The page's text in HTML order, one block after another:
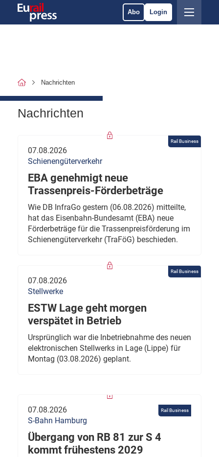
Abo Login
Nachrichten
Nachrichten
Rail Business
07.08.2026
Schienengüterverkehr
EBA genehmigt neue
Trassenpreis-Förderbeträge
Wie DB InfraGo gestern (06.08.2026) mitteilte,
hat das Eisenbahn-Bundesamt (EBA) neue
Förderbeträge für die Trassenpreisförderung im
Schienengüterverkehr (TraFöG) beschieden.
Rail Business
07.08.2026
Stellwerke
ESTW Lage geht morgen
verspätet in Betrieb
Ursprünglich war die Inbetriebnahme des neuen
elektronischen Stellwerks in Lage (Lippe) für
Montag (03.08.2026) geplant.
Rail Business
07.08.2026
S-Bahn Hamburg
Übergang von RB 81 zur S 4
kommt frühestens 2029